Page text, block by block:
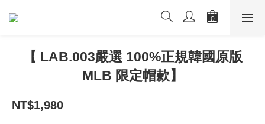
【 LAB.003嚴選 100%正規韓國原版
MLB 限定帽款】
NT$1,980